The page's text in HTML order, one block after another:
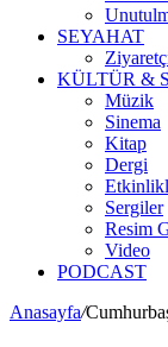
SEYAHAT
KÜLTÜR &
Müzik
Sinema
Kitap
Dergi
Sergiler
Resim
Video
PODCAST
Anasayfa/